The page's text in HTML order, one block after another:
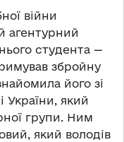
війни
агентурний
студента —
збройну
його зі
який
групи. Ним
який володів